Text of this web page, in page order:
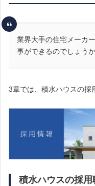
業界大手の住宅メーカ
事ができるのでしょう
3章では、積水ハウスの採
積水ハウスの採用